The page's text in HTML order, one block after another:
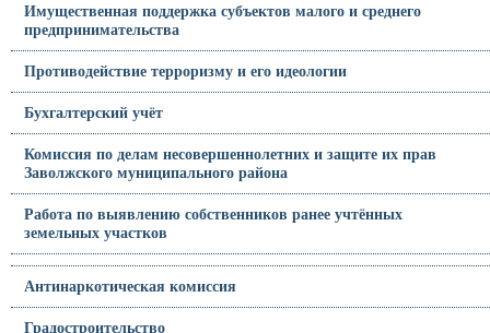
Имущественная поддержка субъектов малого и среднего
предпринимательства
Противодействие терроризму и его идеологии
Бухгалтерский учёт
Комиссия по делам несовершеннолетних и защите их прав
Заволжского муниципального района
Работа по выявлению собственников ранее учтённых
земельных участков
Антинаркотическая комиссия
Градостроительство